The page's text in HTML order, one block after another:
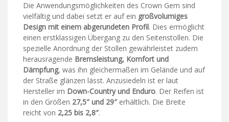
Die Anwendungsmöglichkeiten des Crown Gem sind
vielfältig und dabei setzt er auf ein großvolumiges
Design mit einem abgerundeten Profil. Dies ermöglicht
einen erstklassigen Übergang zu den Seitenstollen. Die
spezielle Anordnung der Stollen gewährleistet zudem
herausragende Bremsleistung, Komfort und
Dämpfung, was ihn gleichermaßen im Gelände und auf
der Straße glänzen lässt. Anzusiedeln ist er laut
Hersteller im Down-Country und Enduro. Der Reifen ist
in den Größen 27,5″ und 29″erhältlich. Die Breite
reicht von 2,25 bis 2,8″.